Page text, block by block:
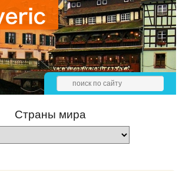
Страны мира